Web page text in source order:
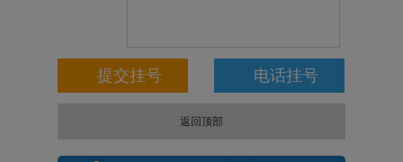
返回顶部